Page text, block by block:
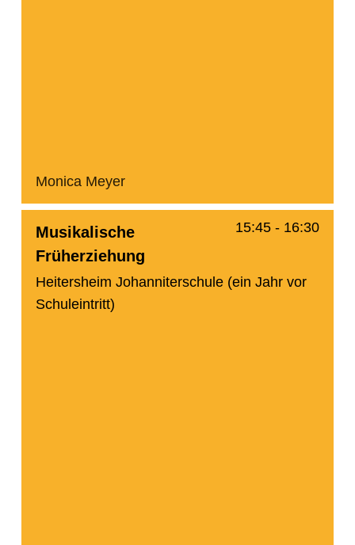
Monica Meyer
15:45 - 16:30
Musikalische
Früherziehung
Heitersheim Johanniterschule (ein Jahr vor
Schuleintritt)